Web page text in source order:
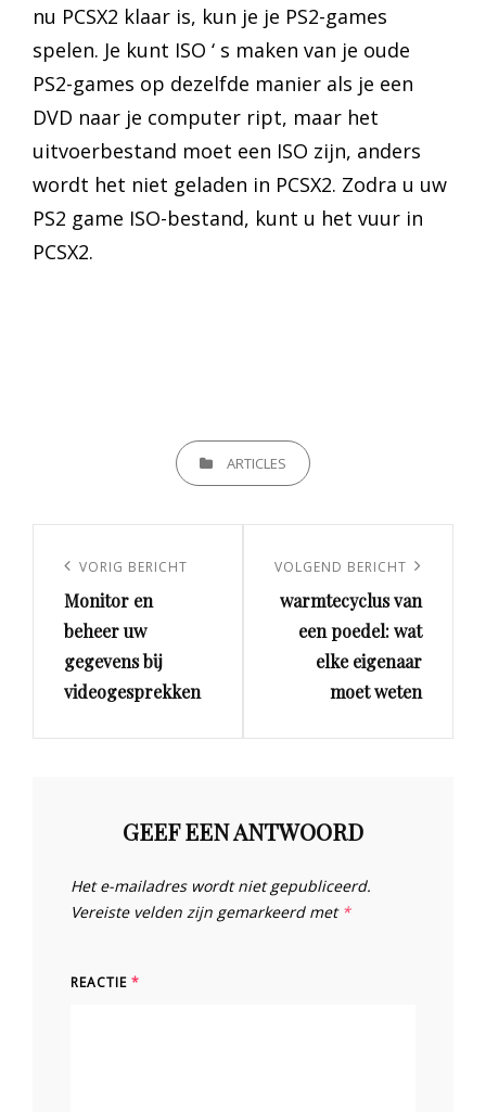
nu PCSX2 klaar is, kun je je PS2-games
spelen. Je kunt ISO ‘ s maken van je oude
PS2-games op dezelfde manier als je een
DVD naar je computer ript, maar het
uitvoerbestand moet een ISO zijn, anders
wordt het niet geladen in PCSX2. Zodra u uw
PS2 game ISO-bestand, kunt u het vuur in
PCSX2.
CATEGORIEËNARTICLES
Vorig
bericht
VORIG BERICHT
Monitor en
beheer uw
gegevens bij
videogesprekken
Volgend
bericht
VOLGEND BERICHT
warmtecyclus van
een poedel: wat
elke eigenaar
moet weten
GEEF EEN ANTWOORD
Het e-mailadres wordt niet gepubliceerd.
Vereiste velden zijn gemarkeerd met *
REACTIE *